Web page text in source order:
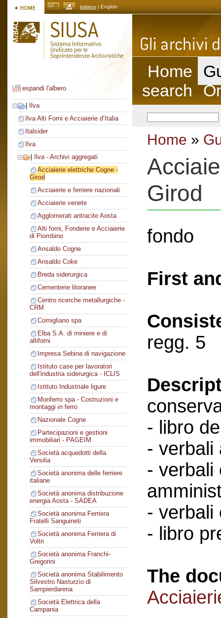
italiano | English
espandi l'albero
Ilva
Ilva Alti Forni e Acciaierie d’Italia
Italsider
Ilva
Ilva - Archivi aggregati
Acciaierie elettriche Cogne -
Girod
Acciaierie e ferriere nazionali
Acciaierie venete
Agglomerati antracite Aosta
Alti forni, Fonderie e Acciaierie
di Piombino
Ansaldo Cogne
Ansaldo Coke
Breda siderurgica
Cementerie litoranee
Centro ricerche metallurgiche -
CRM
Cornigliano spa
Elba S.A. di miniere e di
altiforni
Impresa Sebina di navigazione
Istituto case per lavoratori
dell'industria siderurgica - ICLIS
Istituto Industriale ligure
Monferro spa - Costruzioni e
montaggi in ferro
Nazionale Cogne
Partecipazioni e gestioni
immobiliari - PAGEIM
Società acquedotti della
Versilia
Società anonima delle ferriere
italiane
Società anonima distribuzione
energia Aosta - SADEA
Società anonima Ferriera
Fratelli Sanguineti
Società anonima Ferriera di
Voltri
Società anonima Franchi-
Gregorini
Società anonima Stabilimento
Silvestro Nasturzio di
Sampierdarena
Società Elettrica della
Campania
Home
search
Home »
Girod
fondo
First
regg. 5
- libro
- verbali
- verbali
- verbali
- libro
The